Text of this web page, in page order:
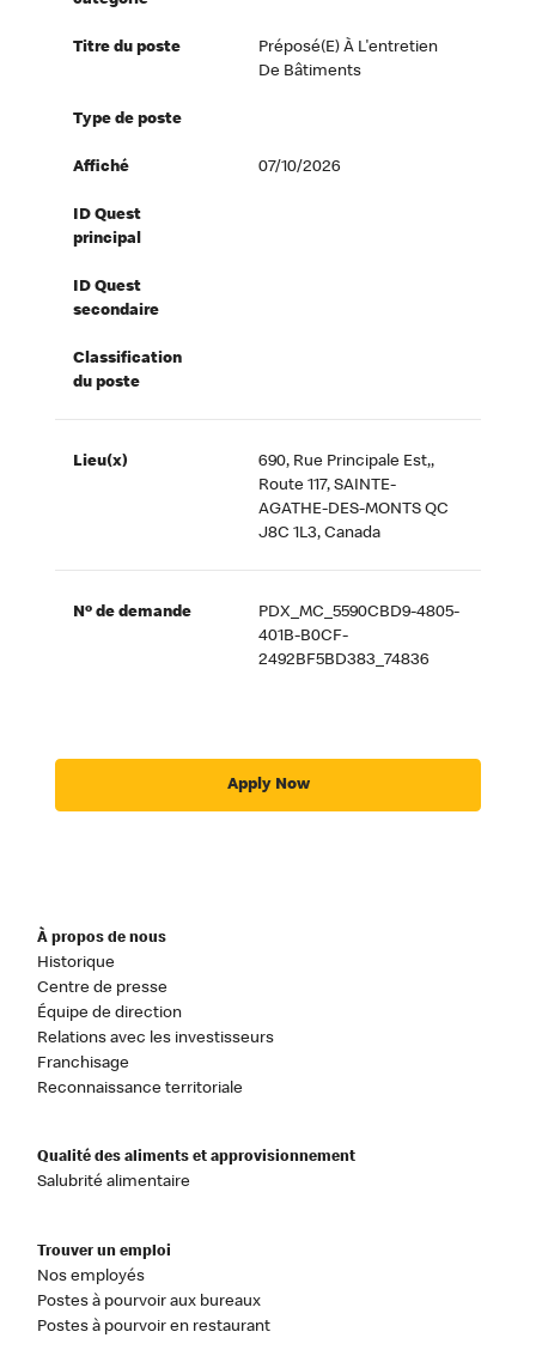
Titre du poste
Préposé(e) À L'entretien
De Bâtiments
Type de poste
Affiché 07/10/2026
ID Quest
principal
ID Quest
secondaire
Classification
du poste
Lieu(x)
690, Rue Principale Est,,
Route 117, SAINTE-
AGATHE-DES-MONTS QC
J8C 1L3, Canada
Nº de demande
PDX_MC_5590CBD9-4805-
401B-B0CF-
2492BF5BD383_74836
Apply Now
À propos de nous
Historique
Centre de presse
Équipe de direction
Relations avec les investisseurs
Franchisage
Reconnaissance territoriale
Qualité des aliments et approvisionnement
Salubrité alimentaire
Trouver un emploi
Nos employés
Postes à pourvoir aux bureaux
Postes à pourvoir en restaurant